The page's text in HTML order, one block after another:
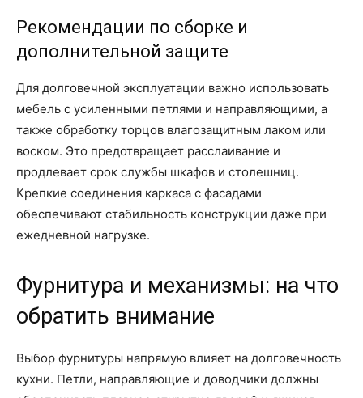
Рекомендации по сборке и
дополнительной защите
Для долговечной эксплуатации важно использовать
мебель с усиленными петлями и направляющими, а
также обработку торцов влагозащитным лаком или
воском. Это предотвращает расслаивание и
продлевает срок службы шкафов и столешниц.
Крепкие соединения каркаса с фасадами
обеспечивают стабильность конструкции даже при
ежедневной нагрузке.
Фурнитура и механизмы: на что
обратить внимание
Выбор фурнитуры напрямую влияет на долговечность
кухни. Петли, направляющие и доводчики должны